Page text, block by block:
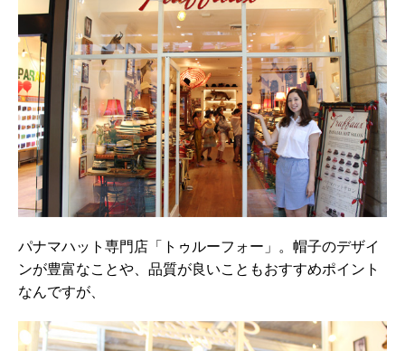
パナマハット専門店「トゥルーフォー」。帽子のデザイ
ンが豊富なことや、品質が良いこともおすすめポイント
なんですが、